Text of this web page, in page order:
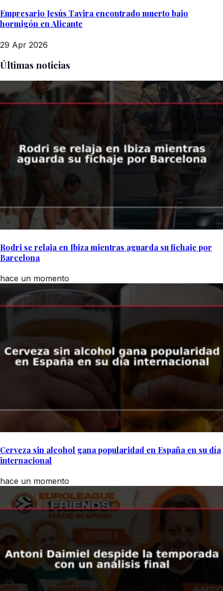
Empresario Jesús Tavira encontrado muerto bajo
hormigón en Alicante
29 Apr 2026
Últimas noticias
Rodri se relaja en Ibiza mientras aguarda su fichaje por
Barcelona
hace un momento
Cerveza sin alcohol gana popularidad en España en su día
internacional
hace un momento